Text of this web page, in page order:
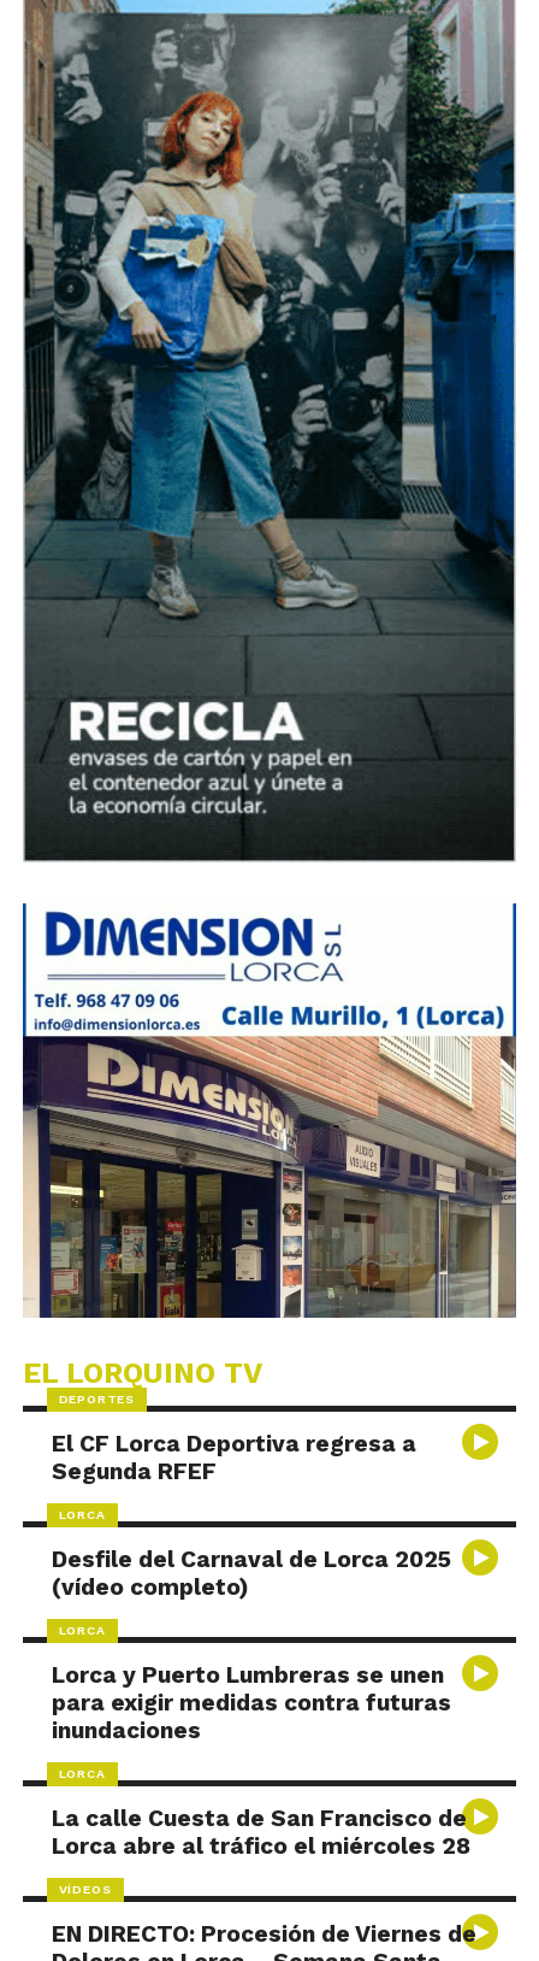
EL LORQUINO TV
DEPORTES
El CF Lorca Deportiva regresa a
Segunda RFEF
LORCA
Desfile del Carnaval de Lorca 2025
(vídeo completo)
LORCA
Lorca y Puerto Lumbreras se unen
para exigir medidas contra futuras
inundaciones
LORCA
La calle Cuesta de San Francisco de
Lorca abre al tráfico el miércoles 28
VÍDEOS
EN DIRECTO: Procesión de Viernes de